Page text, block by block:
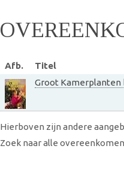
Afb. Titel
Groot Kamerplanten
Hierboven zijn andere
Zoek naar alle